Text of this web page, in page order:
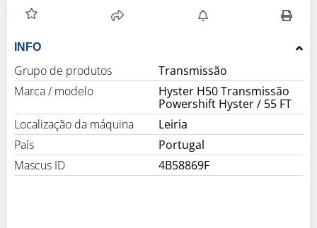
INFO
Grupo de produtos
Transmissão
Marca / modelo
Hyster H50 Transmissão
Powershift Hyster / 55 FT
Localização da máquina
Leiria
País
Portugal
Mascus ID
4B58869F